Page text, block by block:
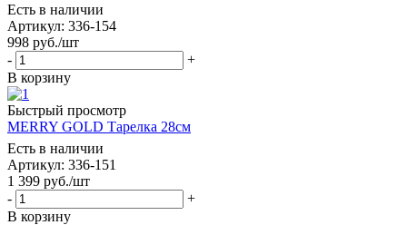
Есть в наличии
Артикул: 336-154
998 руб./шт
-
+
В корзину
Быстрый просмотр
MERRY GOLD Тарелка 28см
Есть в наличии
Артикул: 336-151
1 399 руб./шт
-
+
В корзину